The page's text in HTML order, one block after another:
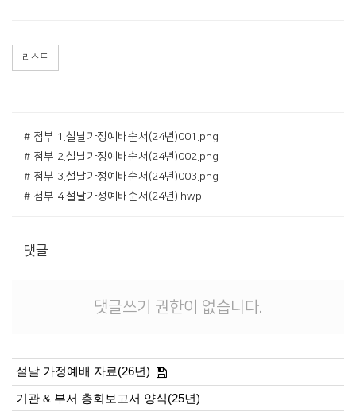
리스트
# 첨부 1.설날가정예배순서(24년)001.png
# 첨부 2.설날가정예배순서(24년)002.png
# 첨부 3.설날가정예배순서(24년)003.png
# 첨부 4.설날가정예배순서(24년).hwp
댓글
댓글쓰기 권한이 없습니다.
설날 가정예배 자료(26년)
기관 & 부서 총회보고서 양식(25년)